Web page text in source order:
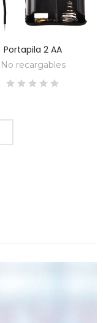
DESCUBRE
Portapila 2 AA
No recargables